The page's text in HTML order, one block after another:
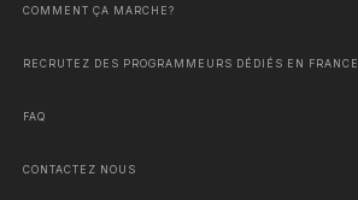
COMMENT ÇA MARCHE?
RECRUTEZ DES PROGRAMMEURS DÉDIÉS EN FRANCE
FAQ
CONTACTEZ NOUS